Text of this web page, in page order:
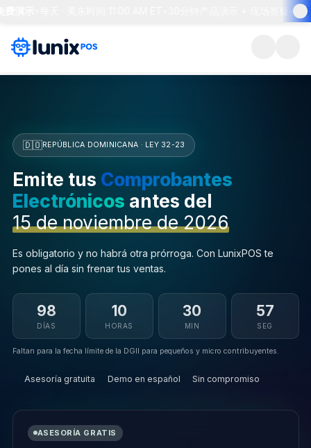
预约
🇩🇴REPÚBLICA DOMINICANA · LEY 32-23
Emite tus Comprobantes
Electrónicos antes del
15 de noviembre de 2026
Es obligatorio y no habrá otra prórroga. Con LunixPOS te
pones al día sin frenar tus ventas.
98
DÍAS
10
HORAS
30
MIN
56
SEG
Faltan para la fecha límite de la DGII para pequeños y micro contribuyentes.
Asesoría gratuita Demo en español Sin compromiso
ASESORÍA GRATIS